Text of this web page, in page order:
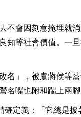
會因刻意掩埋就
知等社會價值。一
名」，被盧蔣侯等
嘴也附和踹上兩
定義：「它總是披